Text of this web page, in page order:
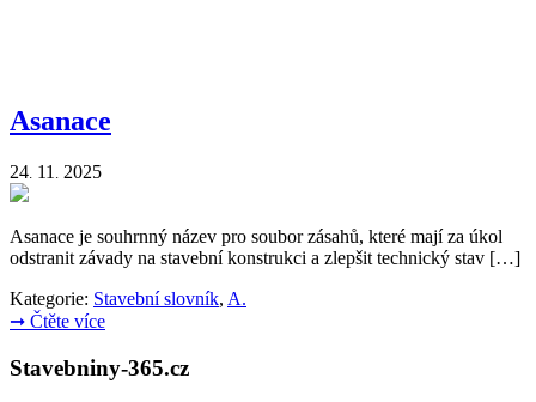
Asanace
24. 11 . 2025
Asanace je souhrnný název pro soubor zásahů, které mají za úkol
odstranit závady na stavební konstrukci a zlepšit technický stav […]
Kategorie: Stavební slovník, A.
➞ Čtěte více
Stavebniny-365.cz